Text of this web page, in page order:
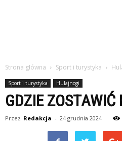
Strona główna Sport i turystyka
Sport i turystyka Hulajnogi
GDZIE
Przez Redakcja - 24 grudnia 2024